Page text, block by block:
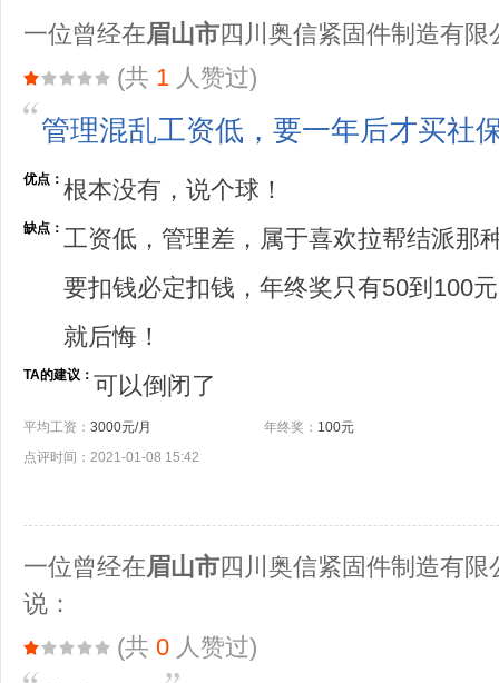
一位曾经在眉山市四川奥信紧固件制造有限
(共 1 人赞过)
管理混乱工资低，要一年后才买社
优点： 根本没有，说个球！
缺点： 工资低，管理差，属于喜欢拉帮结派那
要扣钱必定扣钱，年终奖只有50到100
就后悔！
TA的建议： 可以倒闭了
平均工资： 3000元/月 年终奖： 100元
点评时间：2021-01-08 15:42
一位曾经在眉山市四川奥信紧固件制造有限
说：
(共 0 人赞过)